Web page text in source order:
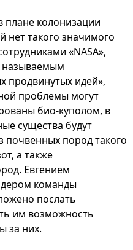
колонизации
нет такого значимого
«NASA»,
продвинутых идей»,
проблемы могут
био-куполом, в
существа будут
почвенных пород такого
а также
Евгением
команды
послать
им возможность
за них.